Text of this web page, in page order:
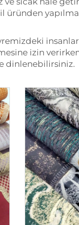
üründen
izin
dinlenebilirsiniz.